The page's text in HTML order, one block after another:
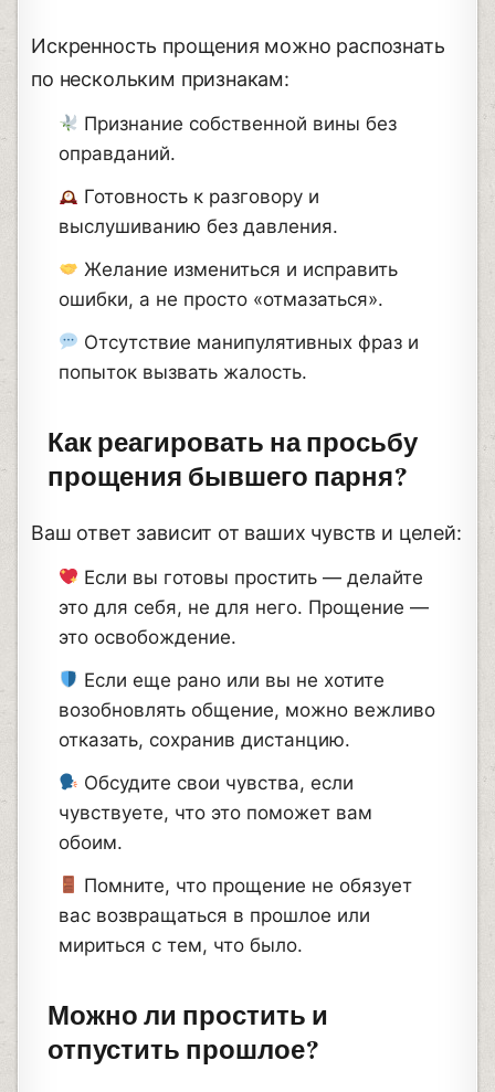
Искренность прощения можно распознать
по нескольким признакам:
Признание собственной вины без
оправданий.
Готовность к разговору и
выслушиванию без давления.
Желание измениться и исправить
ошибки, а не просто «отмазаться».
Отсутствие манипулятивных фраз и
попыток вызвать жалость.
Как реагировать на просьбу
прощения бывшего парня?
Ваш ответ зависит от ваших чувств и целей:
Если вы готовы простить — делайте
это для себя, не для него. Прощение —
это освобождение.
Если еще рано или вы не хотите
возобновлять общение, можно вежливо
отказать, сохранив дистанцию.
Обсудите свои чувства, если
чувствуете, что это поможет вам
обоим.
Помните, что прощение не обязует
вас возвращаться в прошлое или
мириться с тем, что было.
Можно ли простить и
отпустить прошлое?